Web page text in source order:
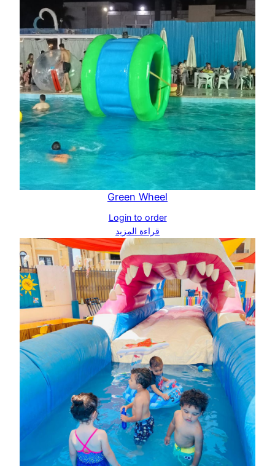
Green Wheel
Login to order
قراءة المزيد